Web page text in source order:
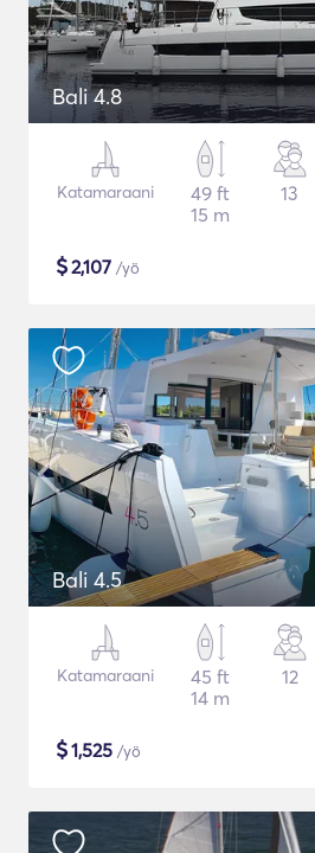
Bali 4.8
Katamaraani
49 ft
15 m
13
$2,107 /yö
Bali 4.5
Katamaraani
45 ft
14 m
12
$1,525 /yö